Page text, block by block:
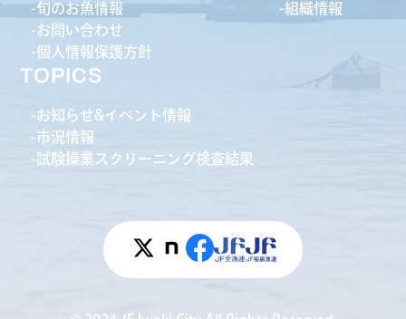
旬のお魚情報
お問い合わせ
個人情報保護方針
組織情報
TOPICS
お知らせ&イベント情報
市況情報
試験操業スクリーニング検査結果